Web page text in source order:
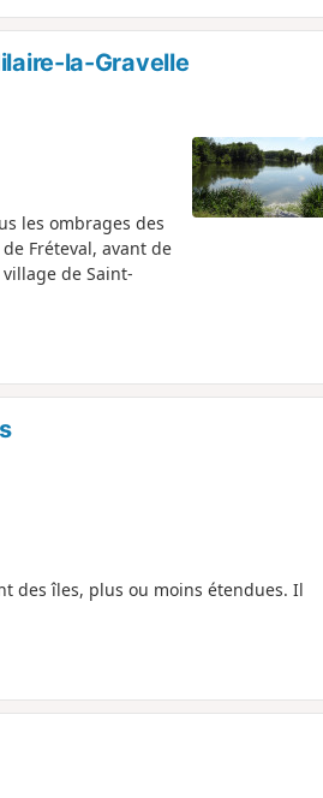
la-Gravelle
les ombrages des
Fréteval, avant de
de Saint-
des îles, plus ou moins étendues. Il